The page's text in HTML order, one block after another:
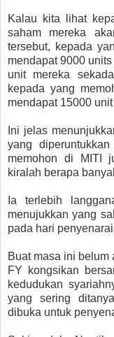
Kalau kita lihat
saham mereka
tersebut, kepada
mendapat 9000
unit mereka
kepada yang
mendapat 15000
Ini jelas
yang
memohon di MITI
kiralah berapa
Ia terlebih
menujukkan yang
pada hari
Buat masa ini belum
FY kongsikan
kedudukan
yang sering
dibuka untuk